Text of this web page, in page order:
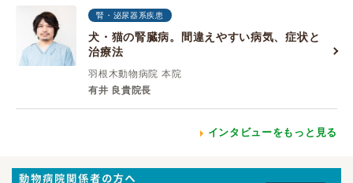
腎・泌尿器系疾患
犬・猫の腎臓病。間違えやすい病気、症状と
治療法
羽根木動物病院 本院
有井 良貴院長
インタビューをもっと見る